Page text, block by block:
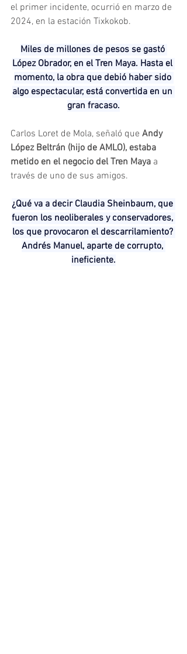
el primer incidente, ocurrió en marzo de
2024, en la estación Tixkokob.
Miles de millones de pesos se gastó
López Obrador, en el Tren Maya. Hasta el
momento, la obra que debió haber sido
algo espectacular, está convertida en un
gran fracaso.
Carlos Loret de Mola, señaló que Andy
López Beltrán (hijo de AMLO), estaba
metido en el negocio del Tren Maya a
través de uno de sus amigos.
¿Qué va a decir Claudia Sheinbaum, que
fueron los neoliberales y conservadores,
los que provocaron el descarrilamiento?
Andrés Manuel, aparte de corrupto,
ineficiente.